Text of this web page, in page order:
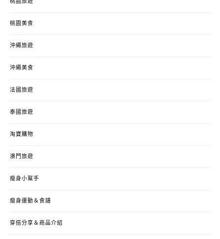
桃園旅遊
桃園美食
沖繩旅遊
沖繩美食
法國旅遊
泰國旅遊
淘寶購物
澳門旅遊
瘦身小幫手
瘦身運動＆食譜
穿搭分享＆商品介紹